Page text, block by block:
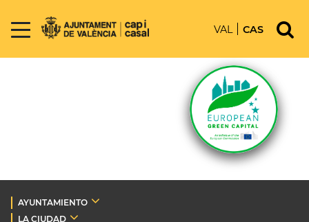
VAL CAS
AYUNTAMIENTO
LA CIUDAD